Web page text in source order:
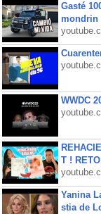
Gasté
mondrin
WWDC
T !
Yanina
stia de